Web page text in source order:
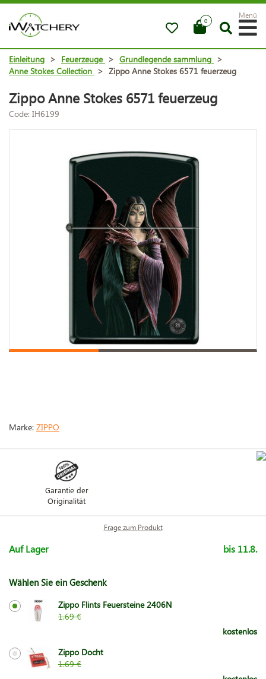
0
Menü
Einleitung > Feuerzeuge > Grundlegende sammlung >
Anne Stokes Collection > Zippo Anne Stokes 6571 feuerzeug
Zippo Anne Stokes 6571 feuerzeug
Code: IH6199
Marke: ZIPPO
Garantie der
Originalität
Frage zum Produkt
Auf Lager bis 11.8.
Wählen Sie ein Geschenk
Zippo Flints Feuersteine 2406N
1.69 €
kostenlos
Zippo Docht
1.69 €